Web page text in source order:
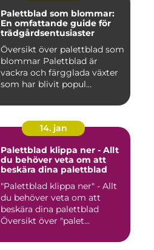
Palettblad som blommar:
En omfattande guide för
trädgårdsentusiaster
Översikt över palettblad som
blommar Palettblad är
vackra och färgglada växter
som har blivit popul...
14. jan
Palettblad klippa ner - Allt
du behöver veta om att
beskära dina palettblad
"Palettblad klippa ner" - Allt
du behöver veta om att
beskära dina palettblad
Översikt över "palet...